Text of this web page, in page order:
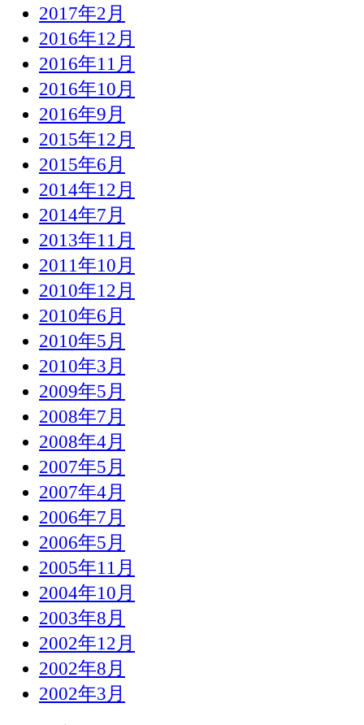
2017年2月
2016年12月
2016年11月
2016年10月
2016年9月
2015年12月
2015年6月
2014年12月
2014年7月
2013年11月
2011年10月
2010年12月
2010年6月
2010年5月
2010年3月
2009年5月
2008年7月
2008年4月
2007年5月
2007年4月
2006年7月
2006年5月
2005年11月
2004年10月
2003年8月
2002年12月
2002年8月
2002年3月